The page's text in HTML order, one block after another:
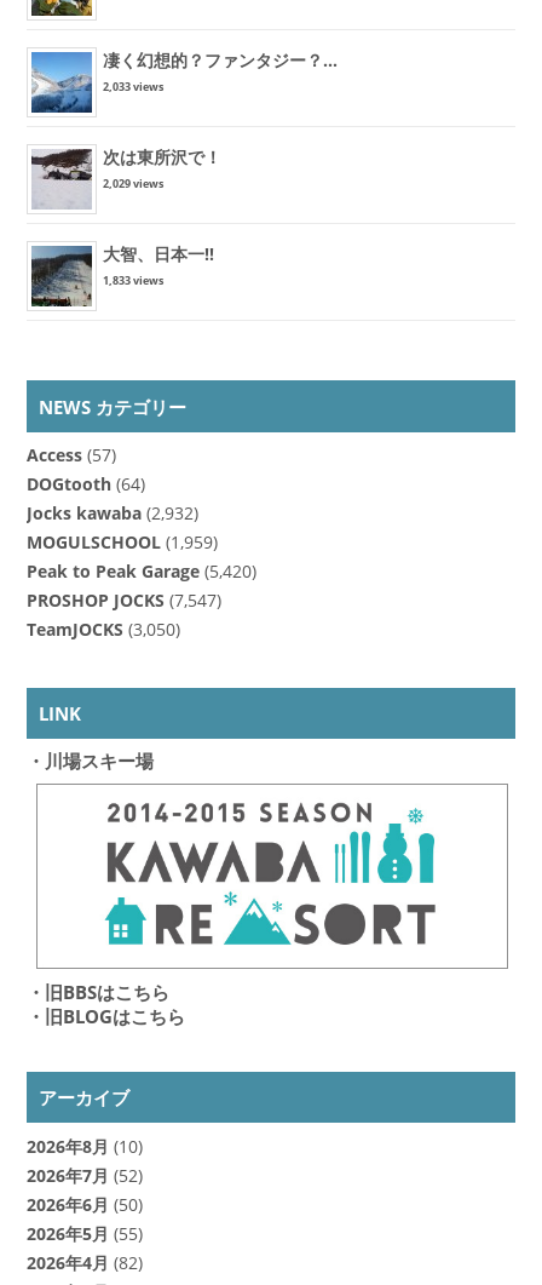
凄く幻想的？ファンタジー？...
2,033 views
次は東所沢で！
2,029 views
大智、日本一!!
1,833 views
NEWS カテゴリー
Access(57)
DOGtooth(64)
Jocks kawaba(2,932)
MOGULSCHOOL(1,959)
Peak to Peak Garage(5,420)
PROSHOP JOCKS (7,547)
TeamJOCKS (3,050)
LINK
・川場スキー場
・旧BBSはこちら
・旧BLOGはこちら
アーカイブ
2026年8月 (10)
2026年7月 (52)
2026年6月 (50)
2026年5月 (55)
2026年4月 (82)